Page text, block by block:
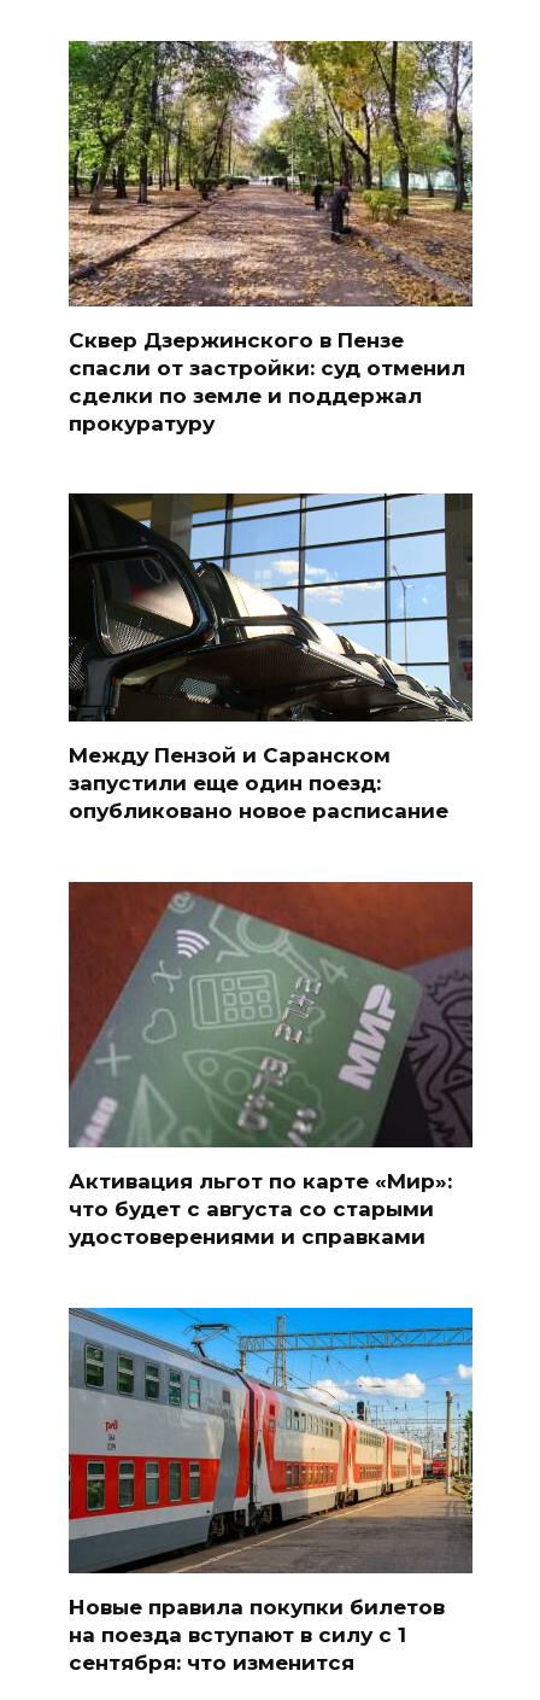
Сквер Дзержинского в Пензе
спасли от застройки: суд отменил
сделки по земле и поддержал
прокуратуру
Между Пензой и Саранском
запустили еще один поезд:
опубликовано новое расписание
Активация льгот по карте «Мир»:
что будет с августа со старыми
удостоверениями и справками
Новые правила покупки билетов
на поезда вступают в силу с 1
сентября: что изменится